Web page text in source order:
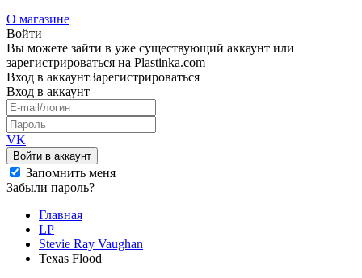
О магазине
Войти
Вы можете зайти в уже существующий аккаунт или
зарегистрироваться на Plastinka.com
Вход в аккаунтЗарегистрироваться
Вход в аккаунт
VK
Войти в аккаунт
Запомнить меня
Забыли пароль?
Главная
LP
Stevie Ray Vaughan
Texas Flood